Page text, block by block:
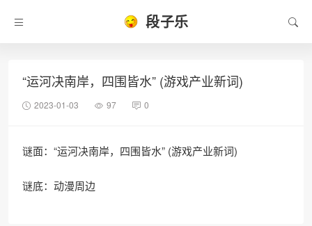
段子乐
“运河决南岸，四围皆水” (游戏产业新词)
2023-01-03 97 0
谜面：“运河决南岸，四围皆水” (游戏产业新词)
谜底：动漫周边